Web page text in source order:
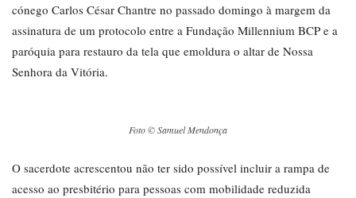
cónego Carlos César Chantre no passado domingo à margem da
assinatura de um protocolo entre a Fundação Millennium BCP e a
paróquia para restauro da tela que emoldura o altar de Nossa
Senhora da Vitória.
Foto © Samuel Mendonça
O sacerdote acrescentou não ter sido possível incluir a rampa de
acesso ao presbitério para pessoas com mobilidade reduzida